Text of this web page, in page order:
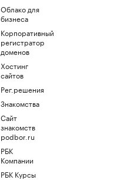
Облако для
бизнеса
Корпоративный
регистратор
доменов
Хостинг
сайтов
Рег.решения
Знакомства
Сайт
знакомств
podbor.ru
РБК
Компании
РБК Курсы